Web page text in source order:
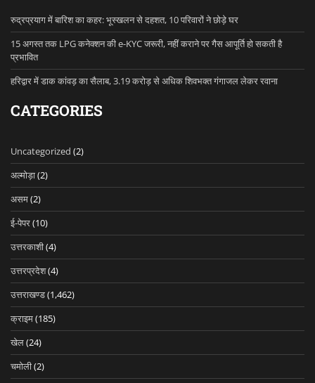
रुद्रप्रयाग में बारिश का कहर: भूस्खलन से दहशत, 10 परिवारों ने छोड़े घर
15 अगस्त तक LPG कनेक्शन की e-KYC जरूरी, नहीं कराने पर गैस आपूर्ति हो सकती है
प्रभावित
हरिद्वार में डाक कांवड़ का सैलाब, 3.19 करोड़ से अधिक शिवभक्त गंगाजल लेकर रवाना
CATEGORIES
Uncategorized (2)
अल्मोड़ा(2)
असम(2)
ई-पेपर(10)
उत्तरकाशी(4)
उत्तरप्रदेश(4)
उत्तराखण्ड(1,462)
क्राइम(185)
खेल(24)
चमोली(2)